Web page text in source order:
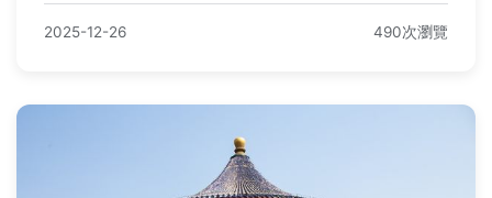
2025-12-26 490次瀏覽